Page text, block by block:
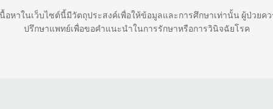
อหาในเว็บไซต์นี้มีวัตถุประสงค์เพื่อให้ข้อมูลและการศึกษาเท่านั้น ผู้ป่วยค
ปรึกษาแพทย์เพื่อขอคำแนะนำในการรักษาหรือการวินิจฉัยโรค